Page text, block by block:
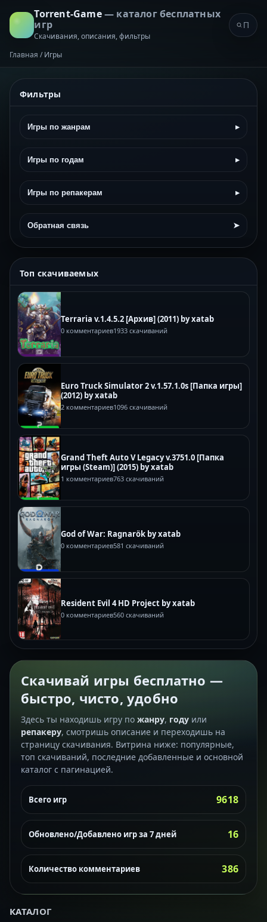
Torrent-Game— каталог бесплатных
игр
Скачивания, описания, фильтры
Главная / Игры
Фильтры
Игры по жанрам ▸
Игры по годам ▸
Игры по репакерам ▸
Обратная связь ➤
Топ скачиваемых
Terraria v.1.4.5.2 [Архив] (2011) by xatab
0 комментариев1933 скачиваний
Euro Truck Simulator 2 v.1.57.1.0s [Папка игры]
(2012) by xatab
2 комментариев1096 скачиваний
Grand Theft Auto V Legacy v.3751.0 [Папка
игры (Steam)] (2015) by xatab
1 комментариев763 скачиваний
God of War: Ragnarök by xatab
0 комментариев581 скачиваний
Resident Evil 4 HD Project by xatab
0 комментариев560 скачиваний
Скачивай игры бесплатно —
быстро, чисто, удобно
Здесь ты находишь игру по жанру, году или
репакеру, смотришь описание и переходишь на
страницу скачивания. Витрина ниже: популярные,
топ скачиваний, последние добавленные и основной
каталог с пагинацией.
Всего игр 9618
Обновлено/Добавлено игр за 7 дней 16
Количество комментариев 386
КАТАЛОГ